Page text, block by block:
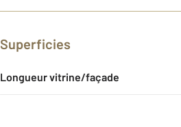
Superficies
Longueur vitrine/façade